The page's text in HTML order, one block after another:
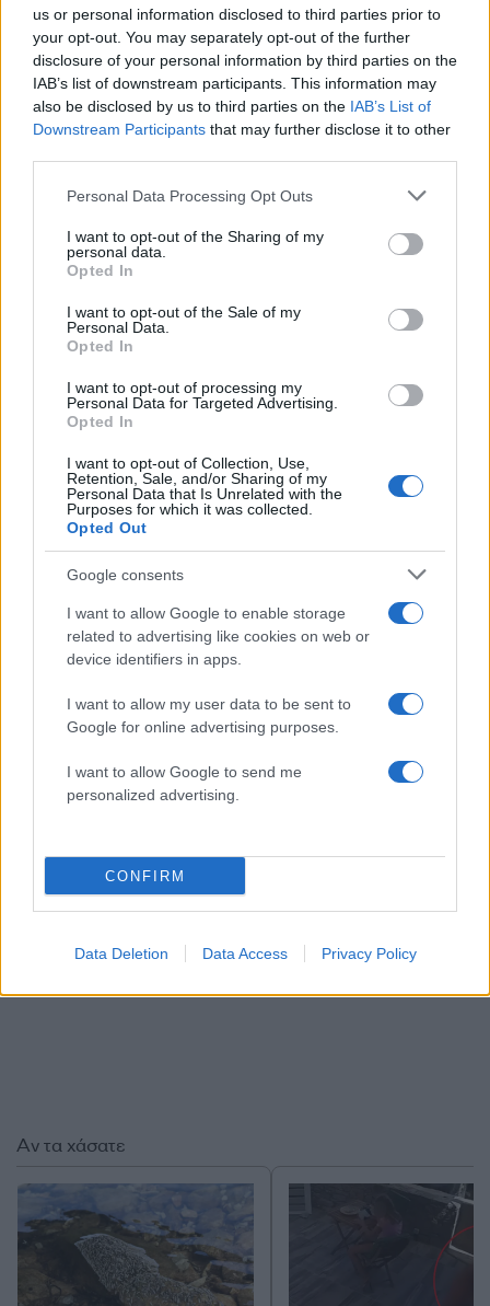
us or personal information disclosed to third parties prior to
your opt-out. You may separately opt-out of the further
disclosure of your personal information by third parties on the
IAB’s list of downstream participants. This information may
also be disclosed by us to third parties on the IAB’s List of
Downstream Participants that may further disclose it to other
Please note that this website/app uses one or more Google
not limited to your visit or usage behaviour. You may click to
grant or deny consent to Google and its third-party tags to
use your data for below specified purposes in below Google
consent section.
Personal Data Processing Opt Outs
I want to opt-out of the Sharing of my
personal data.
Opted In
I want to opt-out of the Sale of my
Personal Data.
Opted In
I want to opt-out of processing my
Personal Data for Targeted Advertising.
Opted In
I want to opt-out of Collection, Use,
Retention, Sale, and/or Sharing of my
Personal Data that Is Unrelated with the
Purposes for which it was collected.
Opted Out
Google consents
I want to allow Google to enable storage
related to advertising like cookies on web or
device identifiers in apps.
I want to allow my user data to be sent to
Google for online advertising purposes.
I want to allow Google to send me
personalized advertising.
CONFIRM
Data Deletion Data Access Privacy Policy
Το πρώτο από τα B-2 έριξε δύο διατρητικές
βόμβες GBU-57 «Massive Ordnance
Penetrator» σε υπόγειες πυρηνικές
εγκαταστάσεις του Ιράν στο Φορντό, ενώ
στους υπόλοιπους στόχους.
Συνολικά, χρησιμοποιήθηκαν πάνω από 75
βόμβες βάρους 30.000 λιβρών (13.600 κιλών η
κάθε μία), οι οποίες χρησιμοποιήθηκαν για πρώτη
φορά σε επιχειρησιακό περιβάλλον.
«παράδειγμα της παγκόσμιας στρατιωτικής
εμβέλειας των ΗΠΑ», επισημαίνοντας πως
σχεδιάστηκε και εκτελέστηκε με ταχύτητα,
ακρίβεια και απόλυτο συντονισμό ανάμεσα σε
πολλαπλά θέατρα επιχειρήσεων.
Ερωτηθείς ο Αμερικανός στρατηγός εάν
δυνατοτήτων του Ιράν παραμένει άθικτο παρά τις
επιθέσεις, απάντησε ότι είναι «πολύ νωρίς» για να
γίνει αξιολόγηση».
Αν τα χάσατε